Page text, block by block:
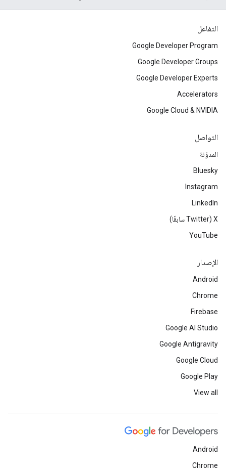
التفاعل
Google Developer Program
Google Developer Groups
Google Developer Experts
Accelerators
Google Cloud & NVIDIA
التواصل
المدوّنة
Bluesky
Instagram
LinkedIn
‫X ‏(Twitter سابقًا)
YouTube
الإصدار
Android
Chrome
Firebase
Google AI Studio
Google Antigravity
Google Cloud
Google Play
View all
Android
Chrome